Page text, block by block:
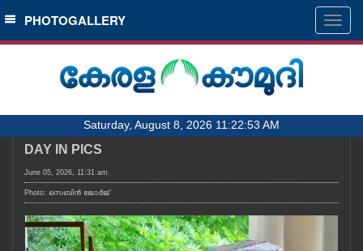
SECTIONS
HOME
NOTIFIED NEWS
KERALA
LOCAL
PHOTOGALLERY
Saturday, August 8, 2026 11:22:53 AM
DAY IN PICS
June 05, 2026, 11:31 am
Photo: സെബിൻ ജോർജ്